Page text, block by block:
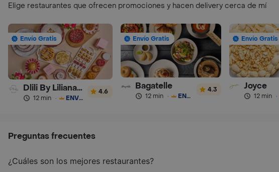
Elige restaurantes que ofrecen promociones y hacen delivery cerca de mí
Envío Gratis
Dlili By Liliana Arango
12 min · ENVÍO GRATIS
4.6
Envío Gratis
Bagatelle
12 min · ENVÍO GRATIS
4.3
Envío Gratis
Joyce
12 min ·
Preguntas frecuentes
¿Cuáles son los mejores restaurantes?